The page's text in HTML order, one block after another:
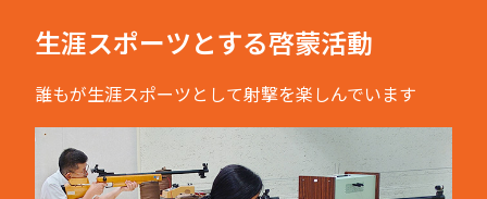
生涯スポーツとする啓蒙活動
誰もが生涯スポーツとして射撃を楽しんでいます